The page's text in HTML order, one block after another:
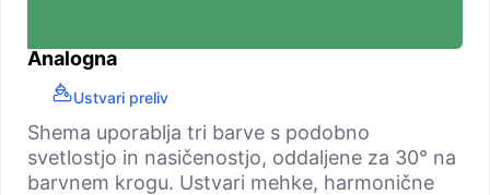
Analogna
Ustvari preliv
Shema uporablja tri barve s podobno
svetlostjo in nasičenostjo, oddaljene za 30° na
barvnem krogu. Ustvari mehke, harmonične